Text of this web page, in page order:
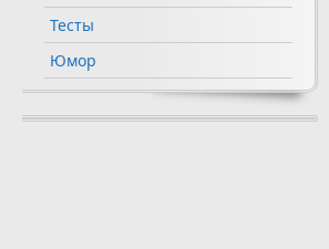
Тесты
Юмор